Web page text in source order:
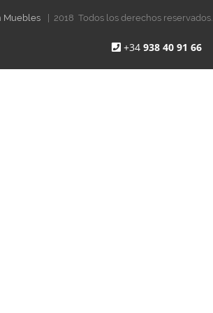
Muebles | 2018 Todos los derechos reservados.
+34 938 40 91 66